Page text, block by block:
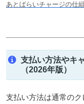
あとばらいチャージの仕
支払い方法やキ
（2026年版）
支払い方法は通常のク